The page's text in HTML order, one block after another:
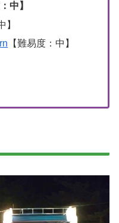
中】
】
【難易度：中】